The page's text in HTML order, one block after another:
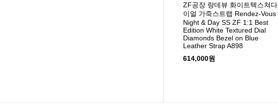
ZF공장 랑데뷰 화이트텍스쳐다
이얼 가죽스트랩 Rendez-Vous
Night & Day SS ZF 1:1 Best
Edition White Textured Dial
Diamonds Bezel on Blue
Leather Strap A898
614,000원